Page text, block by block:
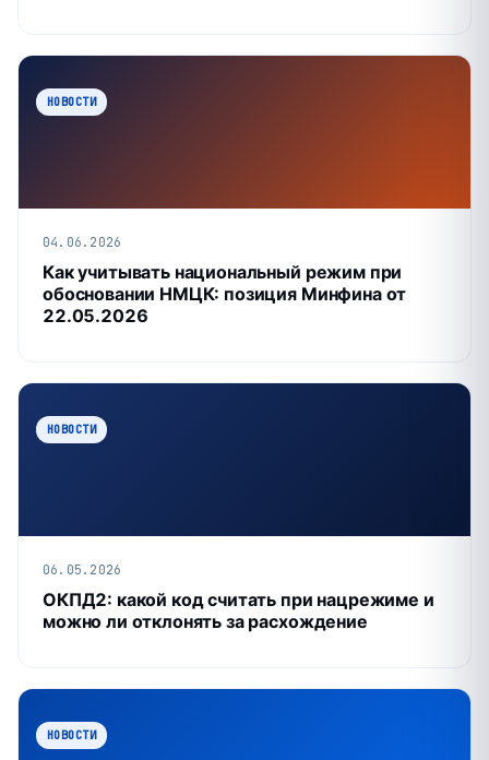
НОВОСТИ
04.06.2026
Как учитывать национальный режим при
обосновании НМЦК: позиция Минфина от
22.05.2026
НОВОСТИ
06.05.2026
ОКПД2: какой код считать при нацрежиме и
можно ли отклонять за расхождение
НОВОСТИ